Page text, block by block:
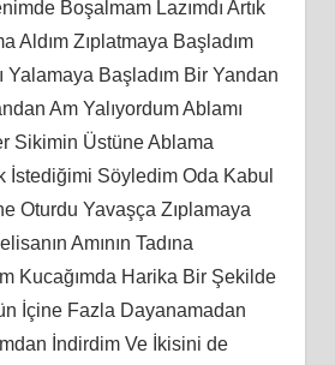
Boşalmam Lazımdı Artık
Aldım Zıplatmaya Başladım
Yalamaya Başladım Bir Yandan
Am Yalıyordum Ablamı
Sikimin Üstüne Ablama
İstediğimi Söyledim Oda Kabul
Oturdu Yavaşça Zıplamaya
Amının Tadına
Kucağımda Harika Bir Şekilde
İçine Fazla Dayanamadan
İndirdim Ve İkisini de